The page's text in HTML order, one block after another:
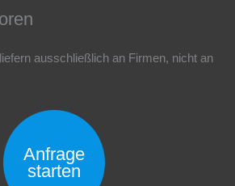
ausschließlich an Firmen, nicht an
Anfrage
starten